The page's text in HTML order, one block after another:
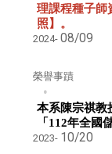
理課程種子師
照】。
2024- 08/09
榮譽事蹟
本系陳宗祺教
「 112年全國
2023- 10/20